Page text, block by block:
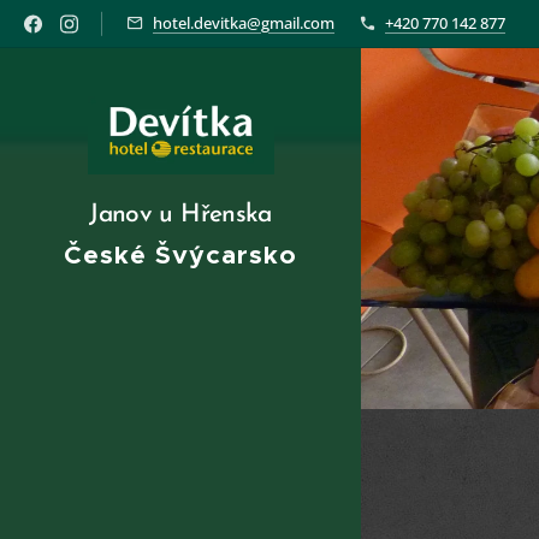
hotel.devitka@gmail.com +420 770 142 877
Janov u Hřenska
České Švýcarsko